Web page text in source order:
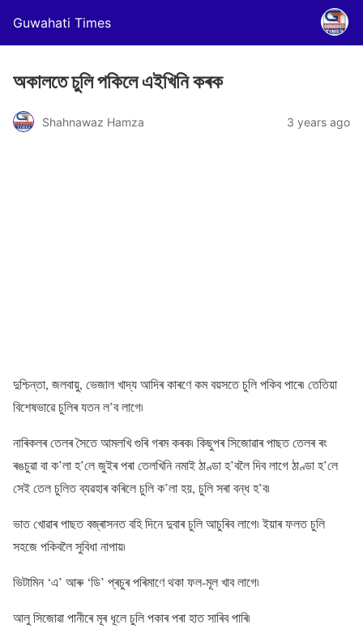
Guwahati Times
অকালতে চুলি পকিলে এইখিনি কৰক
Shahnawaz Hamza 3 years ago
দুশ্চিন্তা, জলবায়ু, ভেজাল খাদ্য আদিৰ কাৰণে কম বয়সতে চুলি পকিব পাৰে৷ তেতিয়া
বিশেষভাৱে চুলিৰ যতন ল’ব লাগে৷
নাৰিকলৰ তেলৰ সৈতে আমলখি গুৰি গৰম কৰক৷ কিছুপৰ সিজোৱাৰ পাছত তেলৰ ৰং
ৰঙচুৱা বা ক’লা হ’লে জুইৰ পৰা তেলখিনি নমাই ঠাণ্ডা হ’বলৈ দিব লাগে ঠাণ্ডা হ’লে
সেই তেল চুলিত ব্যৱহাৰ কৰিলে চুলি ক’লা হয়, চুলি সৰা বন্ধ হ’ব৷
ভাত খোৱাৰ পাছত বজ্ৰাসনত বহি দিনে দুবাৰ চুলি আচুৰিব লাগে৷ ইয়াৰ ফলত চুলি
সহজে পকিবলৈ সুবিধা নাপায়৷
ভিটামিন ‘এ’ আৰু ‘ডি’ প্ৰচুৰ পৰিমাণে থকা ফল-মূল খাব লাগে৷
আলু সিজোৱা পানীৰে মূৰ ধূলে চুলি পকাৰ পৰা হাত সাৰিব পাৰি৷